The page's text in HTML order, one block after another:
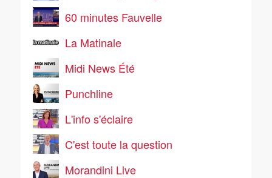
60 minutes Fauvelle
La Matinale
Midi News Été
Punchline
L'info s'éclaire
C'est toute la question
Morandini Live